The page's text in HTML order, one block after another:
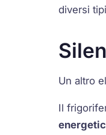
diversi
Un altro
Il